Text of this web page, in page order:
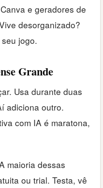
e geradores de
desorganizado?
jogo.
Grande
Usa durante duas
adiciona outro.
com IA é maratona,
maioria dessas
ou trial. Testa, vê